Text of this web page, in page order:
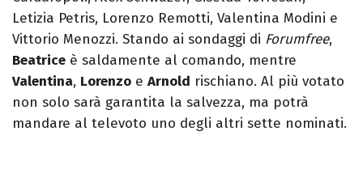
Letizia Petris, Lorenzo Remotti, Valentina Modini e
Vittorio Menozzi. Stando ai sondaggi di Forumfree,
Beatrice è saldamente al comando, mentre
Valentina, Lorenzo e Arnold rischiano. Al più votato
non solo sarà garantita la salvezza, ma potrà
mandare al televoto uno degli altri sette nominati.